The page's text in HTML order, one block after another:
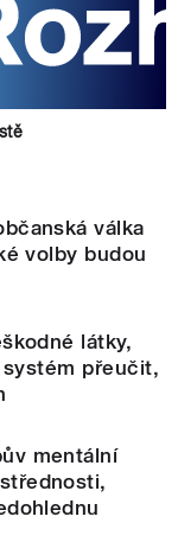
válka
volby budou
látky,
přeučit,
mentální